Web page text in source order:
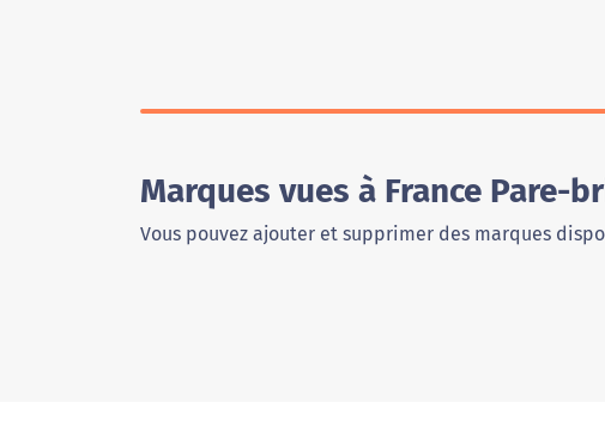
Marques vues à France Pare-
Vous pouvez ajouter et supprimer des marques